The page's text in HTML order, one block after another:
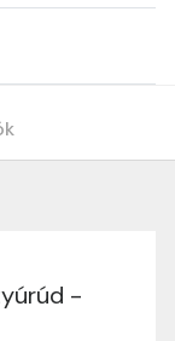
-
szállítási